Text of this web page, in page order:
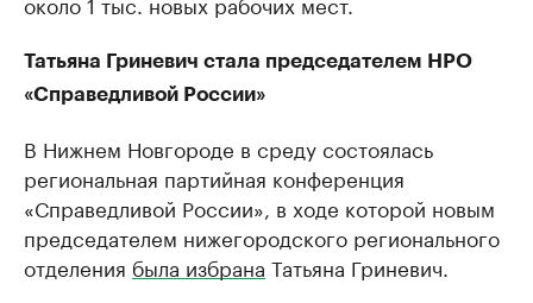
Татьяна Гриневич стала председателем НРО
«Справедливой России»
В Нижнем Новгороде в среду состоялась
региональная партийная конференция
«Справедливой России», в ходе которой новым
председателем нижегородского регионального
отделения была избрана Татьяна Гриневич.